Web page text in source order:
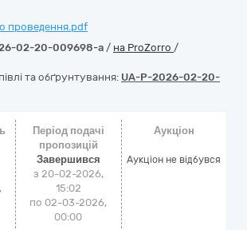
проведення.pdf
02-20-009698-a / на ProZorro /
та обґрунтування: UA-P-2026-02-20-
Період подачі
пропозицій
Завершився
з 20-02-2026,
15:02
по 02-03-2026,
00:00
Аукціон
Аукціон не відбувся